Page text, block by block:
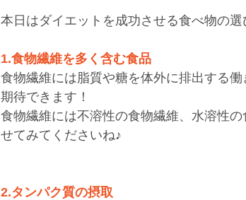
本日はダイエットを成功させる食べ物の選
1.食物繊維を多く含む食品
食物繊維には脂質や糖を体外に排出する
期待できます！
食物繊維には不溶性の食物繊維、水溶性
せてみてくださいね♪
2.タンパク質の摂取